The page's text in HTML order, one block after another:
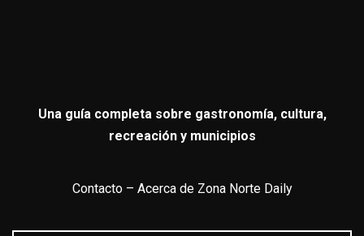
Una guía completa sobre gastronomía, cultura,
recreación y municipios
Contacto– Acerca de Zona Norte Daily